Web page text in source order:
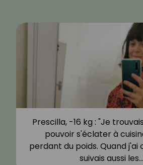
Prescilla, -16 kg : "Je
pouvoir s'éclater à
perdant du poids. Quand j'ai
suivais aussi